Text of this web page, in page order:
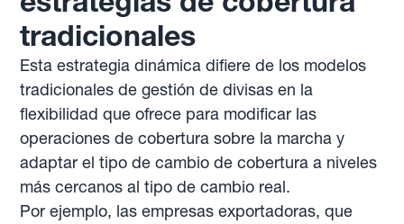
tradicionales
Esta estrategia dinámica difiere de los modelos
tradicionales de gestión de divisas en la
flexibilidad que ofrece para modificar las
operaciones de cobertura sobre la marcha y
adaptar el tipo de cambio de cobertura a niveles
más cercanos al tipo de cambio real.
Por ejemplo, las empresas exportadoras, que